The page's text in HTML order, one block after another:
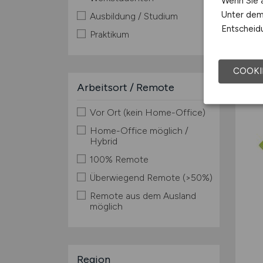
Ausbildung / Studium
Praktikum
Arbeitsort / Remote
Vor Ort (kein Home-Office)
Home-Office möglich /
Hybrid
100% Remote
Überwiegend Remote (>50%)
Remote aus dem Ausland
möglich
Region
Unter